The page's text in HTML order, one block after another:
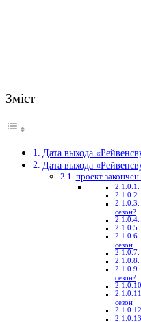
Зміст
Дата выхода
Дата выхода
проект
сезон?
сезон
сезон?
сезон